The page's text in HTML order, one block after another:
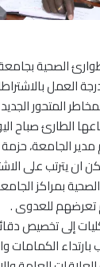
الصحية
العمل
المتحور
الطارئ صباح
مدير الجامعة،
ان يترتب على
بمراكز
للعدوى .
إلى تخصيص
بارتداء